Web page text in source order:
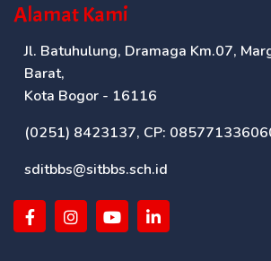
Alamat Kami
Jl. Batuhulung, Dramaga Km.07,
Barat,
Kota Bogor - 16116
(0251) 8423137, CP:
sditbbs@sitbbs.sch.id